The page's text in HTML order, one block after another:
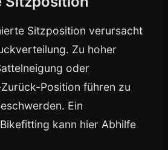
Sitzposition verursacht
Zu hoher
oder
Position führen zu
Ein
kann hier Abhilfe